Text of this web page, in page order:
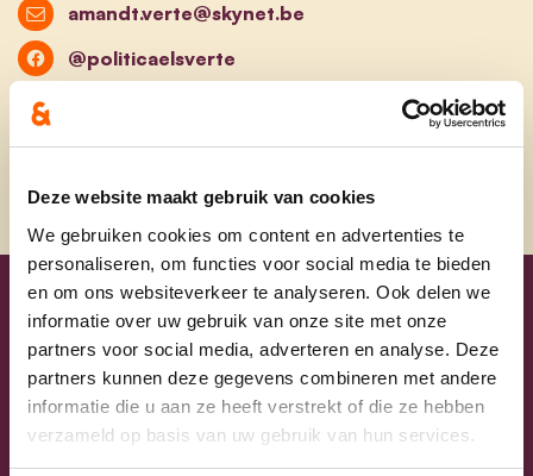
Deze website maakt gebruik van cookies
We gebruiken cookies om content en advertenties te
personaliseren, om functies voor social media te bieden
en om ons websiteverkeer te analyseren. Ook delen we
informatie over uw gebruik van onze site met onze
partners voor social media, adverteren en analyse. Deze
partners kunnen deze gegevens combineren met andere
informatie die u aan ze heeft verstrekt of die ze hebben
verzameld op basis van uw gebruik van hun services.
amandt.verte@skynet.be
@politicaelsverte
Uw lijsttrekkers